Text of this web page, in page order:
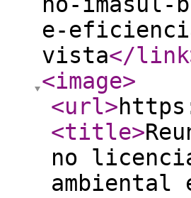
e-
vista</link
<image>
<url>
<title>
no
ambiental